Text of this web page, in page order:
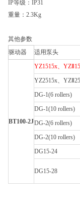
IP等级：IP31
重量：2.3Kg
其他参数
驱动器
适用泵头
BT100-2J
YZ1515x、YZⅡ15
YZ2515x、YZⅡ25
DG-1(6 rollers)
DG-1(10 rollers)
DG-2(6 rollers)
DG-2(10 rollers)
DG15-24
DG15-28